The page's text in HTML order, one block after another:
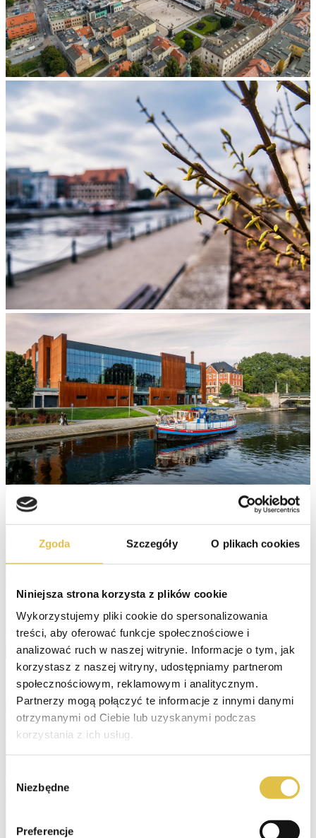
Zgoda Szczegóły O plikach cookies
Niniejsza strona korzysta z plików cookie
Wykorzystujemy pliki cookie do spersonalizowania
treści, aby oferować funkcje społecznościowe i
analizować ruch w naszej witrynie. Informacje o tym, jak
korzystasz z naszej witryny, udostępniamy partnerom
społecznościowym, reklamowym i analitycznym.
Partnerzy mogą połączyć te informacje z innymi danymi
otrzymanymi od Ciebie lub uzyskanymi podczas
korzystania z ich usług.
zgody
Niezbędne
Preferencje